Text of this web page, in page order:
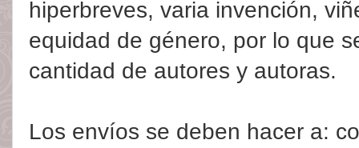
hiperbreves, varia invención,
equidad de género, por lo que
cantidad de autores y autoras.
Los envíos se deben hacer a: